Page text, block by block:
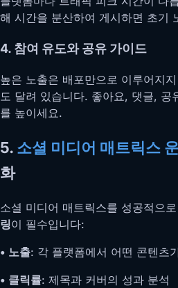
해 시간을 분산하여 게시하면 초기
4. 참여 유도와 공유 가이드
높은 노출은 배포만으로 이루어지
도 달려 있습니다. 좋아요, 댓글, 공
를 높이세요.
5. 소셜 미디어 매트릭스
화
소셜 미디어 매트릭스를 성공적으
링이 필수입니다:
• 노출: 각 플랫폼에서 어떤 콘텐츠
• 클릭률: 제목과 커버의 성과 분석